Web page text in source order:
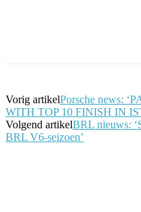
Vorig artikelPorsche news:
WITH TOP 10 FINISH IN
Volgend artikelBRL nieuws:
BRL V6-seizoen’